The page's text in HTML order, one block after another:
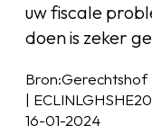
uw fiscale
doen is zeker
Bron:Gerechtshof
|
16-01-2024